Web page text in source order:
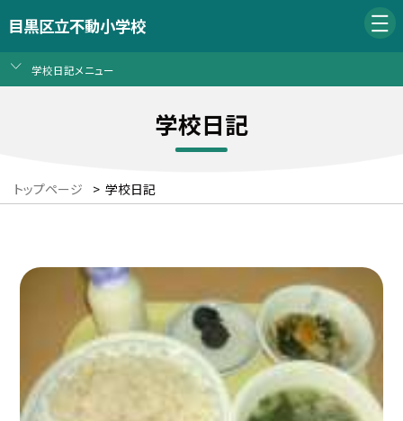
目黒区立不動小学校
学校日記メニュー
学校日記
トップページ > 学校日記